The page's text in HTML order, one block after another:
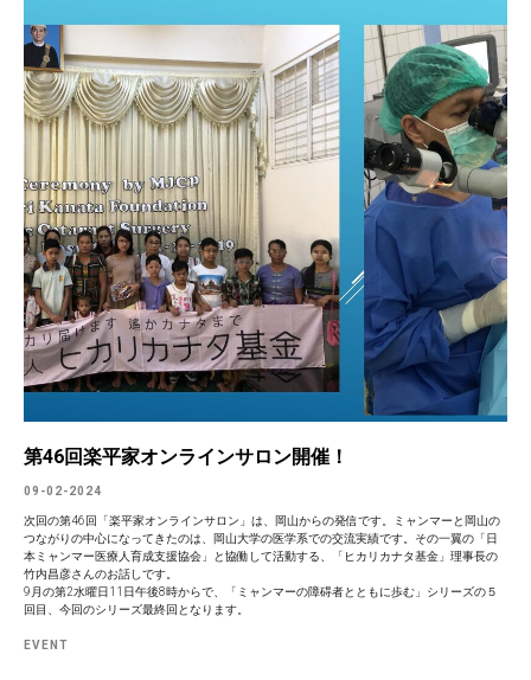
第46回楽平家オンラインサロン開催！
09-02-2024
次回の第46回「楽平家オンラインサロン」は、岡山からの発信です。ミャンマーと岡山の
つながりの中心になってきたのは、岡山大学の医学系での交流実績です。その一翼の「日
本ミャンマー医療人育成支援協会」と協働して活動する、「ヒカリカナタ基金」理事長の
竹内昌彦さんのお話しです。
9月の第2水曜日11日午後8時からで、「ミャンマーの障碍者とともに歩む」シリーズの５
回目、今回のシリーズ最終回となります。
EVENT